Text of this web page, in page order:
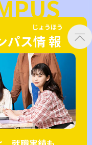
パス情報
じょうほう